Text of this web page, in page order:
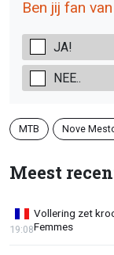
Ben jij fan
JA!
NEE..
MTB Nove
Meest
Vollering zet
Femmes
19:08